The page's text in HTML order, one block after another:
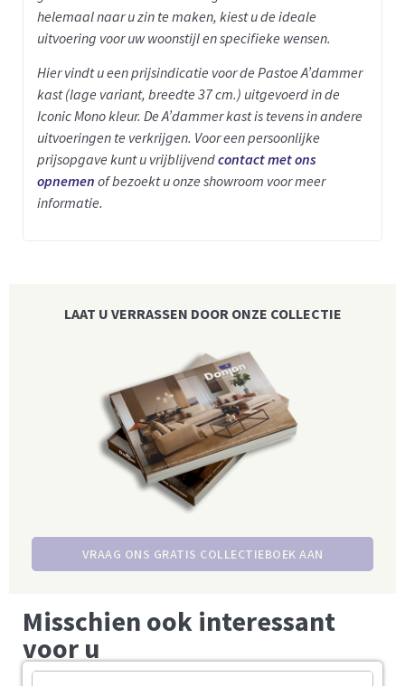
helemaal naar u zin te maken, kiest u de ideale
uitvoering voor uw woonstijl en specifieke wensen.
Hier vindt u een prijsindicatie voor de Pastoe A’dammer
kast (lage variant, breedte 37 cm.) uitgevoerd in de
Iconic Mono kleur. De A’dammer kast is tevens in andere
uitvoeringen te verkrijgen. Voor een persoonlijke
prijsopgave kunt u vrijblijvendcontact met ons
opnemen of bezoekt u onze showroom voor meer
informatie.
LAAT U VERRASSEN DOOR ONZE COLLECTIE
VRAAG ONS GRATIS COLLECTIEBOEK AAN
Misschien ook interessant
voor u